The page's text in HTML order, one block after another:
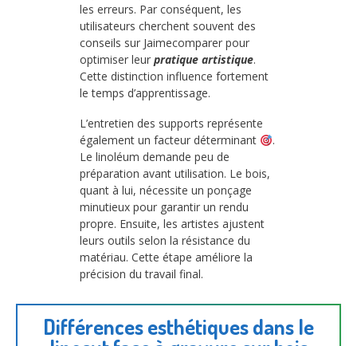
les erreurs. Par conséquent, les
utilisateurs cherchent souvent des
conseils sur Jaimecomparer pour
optimiser leur pratique artistique.
Cette distinction influence fortement
le temps d’apprentissage.
L’entretien des supports représente
également un facteur déterminant
.
Le linoléum demande peu de
préparation avant utilisation. Le bois,
quant à lui, nécessite un ponçage
minutieux pour garantir un rendu
propre. Ensuite, les artistes ajustent
leurs outils selon la résistance du
matériau. Cette étape améliore la
précision du travail final.
Différences esthétiques dans le